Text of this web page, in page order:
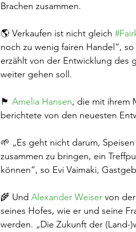
Brachen zusammen.
🌎 Verkaufen ist nicht gleich
noch zu wenig fairen Handel“, so
erzählt von der Entwicklung des
weiter gehen soll.
🏴󠁧󠁢󠁳󠁣󠁴󠁿 Amelia Hansen, die mit ihrem
berichtete von den neuesten
🌱 „Es geht nicht darum,
zusammen zu bringen, ein
können“, so Evi Vaimaki,
🌾 Und Alexander Weiser von
seines Hofes, wie er und seine
werden. „Die Zukunft der (Land-